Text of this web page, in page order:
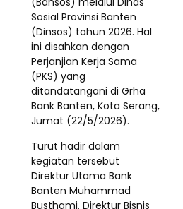
Sosial Provinsi Banten
(Dinsos) tahun 2026. Hal
ini disahkan dengan
Perjanjian Kerja Sama
(PKS) yang
ditandatangani di Grha
Bank Banten, Kota Serang,
Jumat (22/5/2026).
Turut hadir dalam
kegiatan tersebut
Direktur Utama Bank
Banten Muhammad
Busthami, Direktur Bisnis